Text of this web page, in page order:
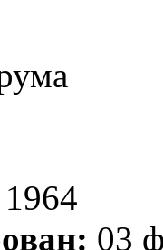
1964
03